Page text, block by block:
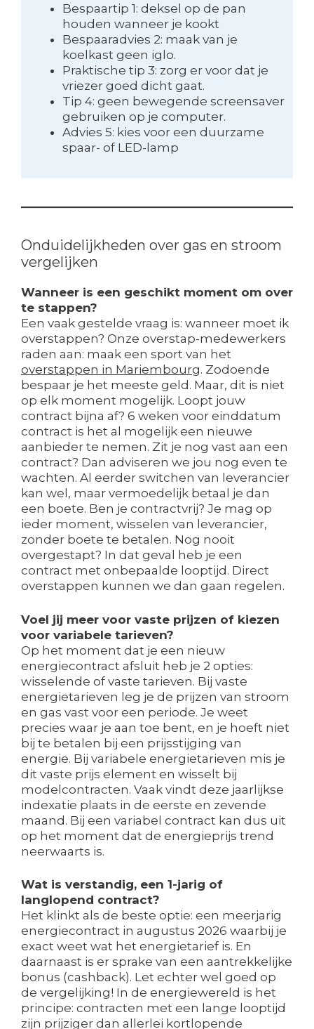
Bespaartip 1: deksel op de pan
houden wanneer je kookt
Bespaaradvies 2: maak van je
koelkast geen iglo.
Praktische tip 3: zorg er voor dat je
vriezer goed dicht gaat.
Tip 4: geen bewegende screensaver
gebruiken op je computer.
Advies 5: kies voor een duurzame
spaar- of LED-lamp
Onduidelijkheden over gas en stroom
vergelijken
Wanneer is een geschikt moment om over
te stappen?
Een vaak gestelde vraag is: wanneer moet ik
overstappen? Onze overstap-medewerkers
raden aan: maak een sport van het
overstappen in Mariembourg. Zodoende
bespaar je het meeste geld. Maar, dit is niet
op elk moment mogelijk. Loopt jouw
contract bijna af? 6 weken voor einddatum
contract is het al mogelijk een nieuwe
aanbieder te nemen. Zit je nog vast aan een
contract? Dan adviseren we jou nog even te
wachten. Al eerder switchen van leverancier
kan wel, maar vermoedelijk betaal je dan
een boete. Ben je contractvrij? Je mag op
ieder moment, wisselen van leverancier,
zonder boete te betalen. Nog nooit
overgestapt? In dat geval heb je een
contract met onbepaalde looptijd. Direct
overstappen kunnen we dan gaan regelen.
Voel jij meer voor vaste prijzen of kiezen
voor variabele tarieven?
Op het moment dat je een nieuw
energiecontract afsluit heb je 2 opties:
wisselende of vaste tarieven. Bij vaste
energietarieven leg je de prijzen van stroom
en gas vast voor een periode. Je weet
precies waar je aan toe bent, en je hoeft niet
bij te betalen bij een prijsstijging van
energie. Bij variabele energietarieven mis je
dit vaste prijs element en wisselt bij
modelcontracten. Vaak vindt deze jaarlijkse
indexatie plaats in de eerste en zevende
maand. Bij een variabel contract kan dus uit
op het moment dat de energieprijs trend
neerwaarts is.
Wat is verstandig, een 1-jarig of
langlopend contract?
Het klinkt als de beste optie: een meerjarig
energiecontract in augustus 2026 waarbij je
exact weet wat het energietarief is. En
daarnaast is er sprake van een aantrekkelijke
bonus (cashback). Let echter wel goed op
de vergelijking! In de energiewereld is het
principe: contracten met een lange looptijd
zijn prijziger dan allerlei kortlopende